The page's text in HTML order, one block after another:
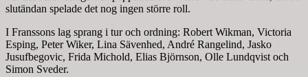
slutändan spelade det nog ingen större roll.
I Franssons lag sprang i tur och ordning: Robert Wikman, Victoria
Esping, Peter Wiker, Lina Sävenhed, André Rangelind, Jasko
Jusufbegovic, Frida Michold, Elias Björnson, Olle Lundqvist och
Simon Sveder.